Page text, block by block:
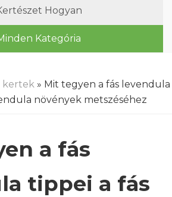
Hogyan
Kategória
kertek» Mit tegyen a fás levendula
növények metszéséhez
a fás
tippei a fás